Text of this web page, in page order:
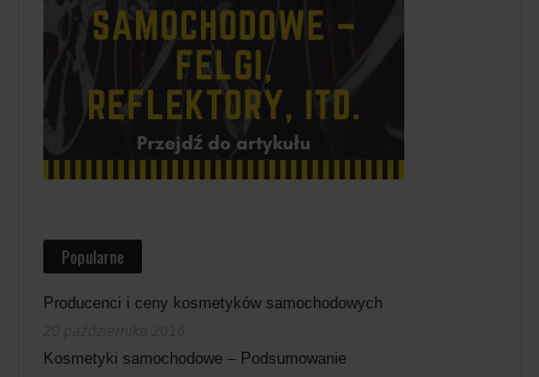
Popularne
Producenci i ceny kosmetyków samochodowych
Kosmetyki samochodowe – Podsumowanie